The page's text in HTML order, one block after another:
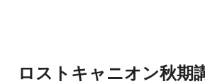
ロストキャニオン秋期